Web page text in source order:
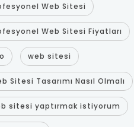
Web Sitesi
Web Sitesi Fiyatları
web sitesi
Sitesi Tasarımı Nasıl Olmalı
sitesi yaptırmak istiyorum